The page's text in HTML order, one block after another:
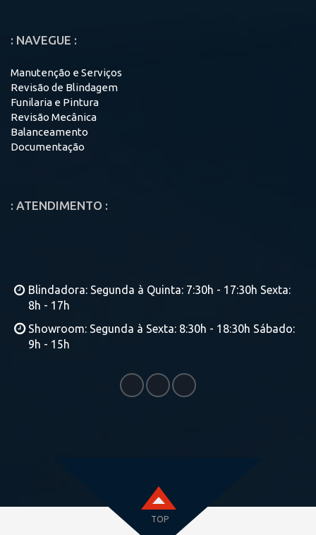
: NAVEGUE :
Manutenção e Serviços
Revisão de Blindagem
Funilaria e Pintura
Revisão Mecânica
Balanceamento
Documentação
: ATENDIMENTO :
Blindadora: Segunda à Quinta: 7:30h - 17:30h Sexta:
8h - 17h
Showroom: Segunda à Sexta: 8:30h - 18:30h Sábado:
9h - 15h
TOP